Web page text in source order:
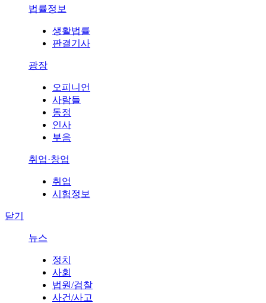
법률정보
생활법률
판결기사
광장
오피니언
사람들
동정
인사
부음
취업·창업
취업
시험정보
닫기
뉴스
정치
사회
법원/검찰
사건/사고